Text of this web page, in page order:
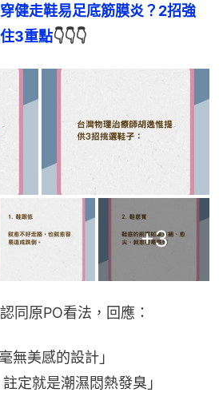
健走鞋易足底筋膜炎？2招強
3重點👇👇👇
+3
同原PO看法，回應：
無美感的設計」
定就是潮濕悶熱發臭」